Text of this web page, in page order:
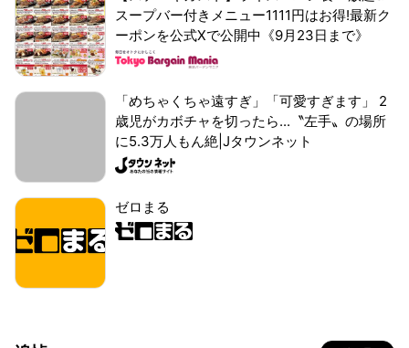
スープバー付きメニュー1111円はお得!最新ク
ーポンを公式Xで公開中《9月23日まで》
「めちゃくちゃ遠すぎ」「可愛すぎます」 2
歳児がカボチャを切ったら...〝左手〟の場所
に5.3万人もん絶|Jタウンネット
ゼロまる